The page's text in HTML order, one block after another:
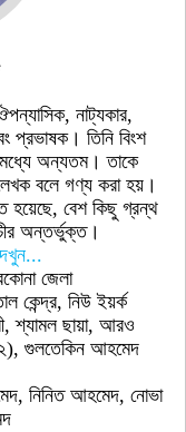
নাট্যকার,
প্রভাষক। তিনি বিংশ
মধ্যে অন্যতম। তাকে
লেখক বলে গণ্য করা হয়।
হয়েছে, বেশ কিছু গ্রন্থ
অন্তর্ভুক্ত।
জেলা
কেন্দ্র, নিউ ইয়র্ক
শ্যামল ছায়া, আরও
গুলতেকিন আহমেদ
নিনিত আহমেদ, নোভা